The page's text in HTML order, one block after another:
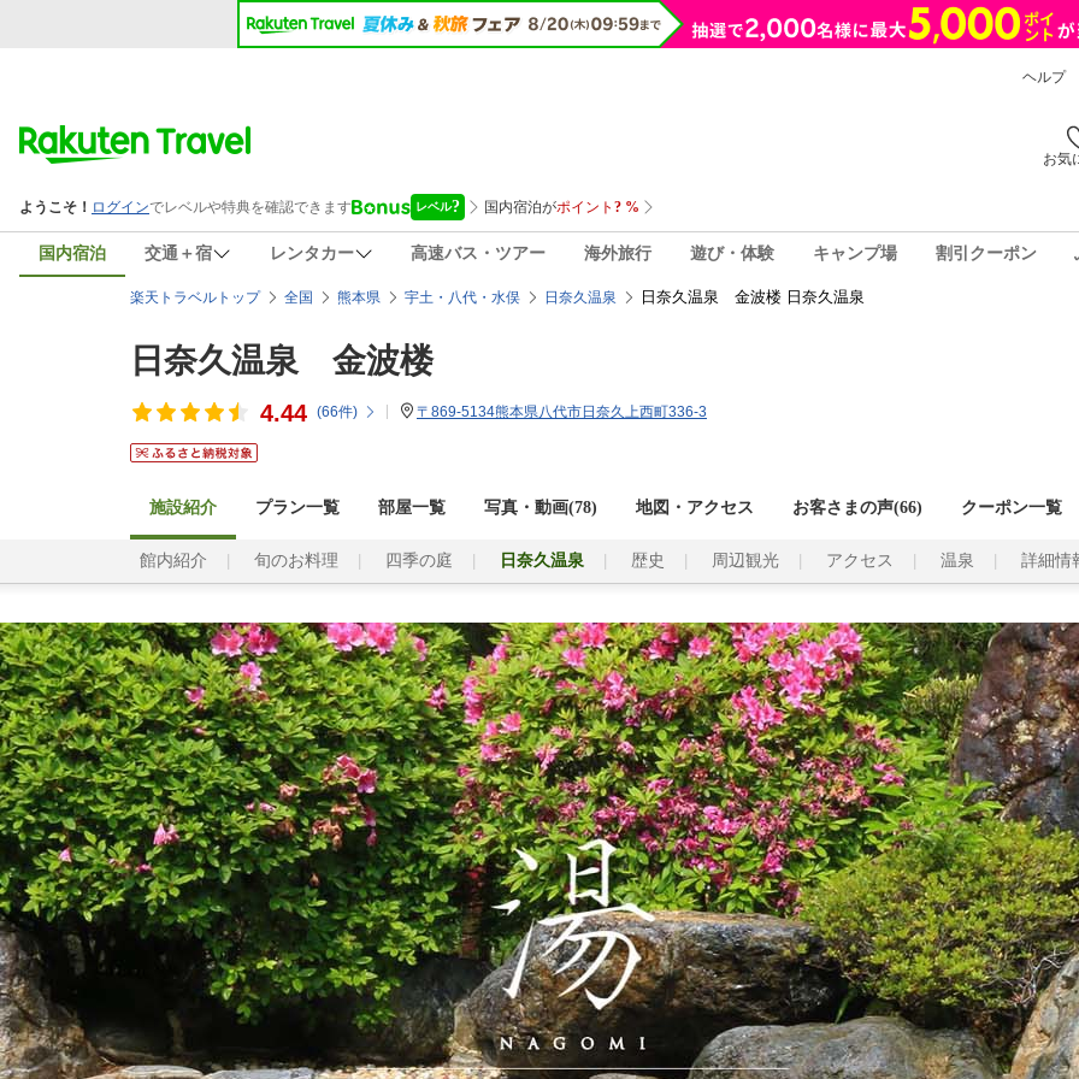
ヘルプ
お気
国内宿泊 交通＋宿 レンタカー 高速バス・ツアー 海外旅行 遊び・体験 キャンプ場 割引クーポン
楽天トラベルトップ 全国 熊本県 宇土・八代・水俣 日奈久温泉 日奈久温泉 金波楼 日奈久温泉
日奈久温泉 金波楼
4.44 (66件) 〒869-5134熊本県八代市日奈久上西町336-3
施設紹介 プラン一覧 部屋一覧 写真・動画(78) 地図・アクセス お客さまの声(66) クーポン一覧
館内紹介 旬のお料理 四季の庭 日奈久温泉 歴史 周辺観光 アクセス 温泉 詳細情